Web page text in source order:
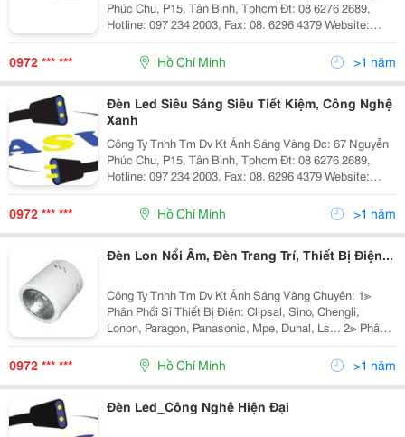
Phúc Chu, P15, Tân Bình, Tphcm Đt: 08 6276 2689,
Hotline: 097 234 2003, Fax: 08. 6296 4379 Website:
Http://Www.anhsangvang.com.vn Email:
Anhsangvang01@Gmail.com Công Ty Ánh Sáng Vàng
0972 *** *** Hồ Chí Minh >1 năm
Đèn Led Siêu Sáng Siêu Tiết Kiệm, Công Nghệ
Xanh
Công Ty Tnhh Tm Dv Kt Ánh Sáng Vàng Đc: 67 Nguyễn
Phúc Chu, P15, Tân Bình, Tphcm Đt: 08 6276 2689,
Hotline: 097 234 2003, Fax: 08. 6296 4379 Website:
Http://Www.anhsangvang.com.vn Email:
Anhsangvang01@Gmail.com Công Ty Ánh Sáng Vàng
0972 *** *** Hồ Chí Minh >1 năm
Đèn Lon Nổi Âm, Đèn Trang Trí, Thiết Bị Điện...
Công Ty Tnhh Tm Dv Kt Ánh Sáng Vàng Chuyên: 1≫
Phân Phối Sỉ Thiết Bị Điện: Clipsal, Sino, Chengli,
Lonon, Paragon, Panasonic, Mpe, Duhal, Ls... 2≫ Phân
Phối Đèn Chiếu Sáng Nội Ngoại Thất: Nét Việt, Euro,
Sano, Quốc Ngọc, 168 Lighting, Kim Lo
0972 *** *** Hồ Chí Minh >1 năm
Đèn Led_Công Nghệ Hiện Đại